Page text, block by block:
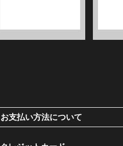
お支払い方法について